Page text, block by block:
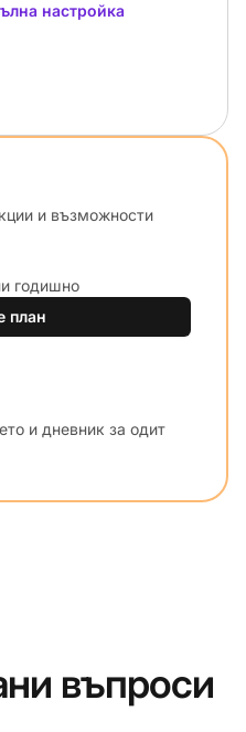
настройка
и възможности
годишно
план
и дневник за одит
въпроси